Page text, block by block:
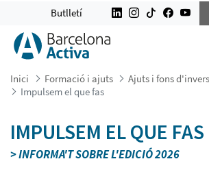
IMPULSEM EL QUE FAS
Butlletí
Inici Formació i ajuts
Ajuts i fons
Impulsem el que fas
IMPULSEM EL QUE FAS
> INFORMA'T SOBRE L'EDICIÓ 2026